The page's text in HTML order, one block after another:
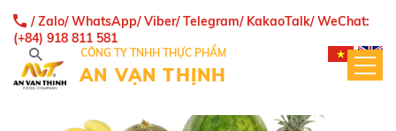
CÔNG TY TNHH THỰC PHẨM
AN VẠN THỊNH
/ Zalo/ WhatsApp/ Viber/ Telegram/ KakaoTalk/ WeChat:
(+84) 918 811 581